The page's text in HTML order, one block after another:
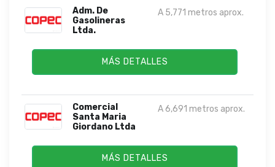
Adm. De
Gasolineras
Ltda.
A 5,771 metros aprox.
MÁS DETALLES
Comercial
Santa Maria
Giordano Ltda
A 6,691 metros aprox.
MÁS DETALLES